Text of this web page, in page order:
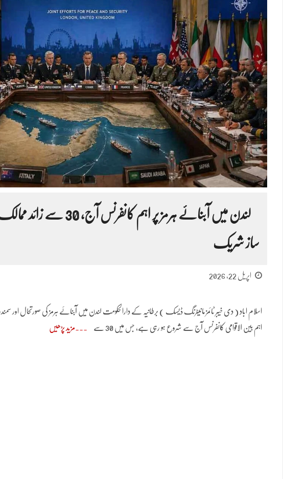
لندن میں آبنائے ہرمز پر اہم
ساز شریک
اپریل 22, 2026
اسلام اباد ( دی خیبر ٹائمز مانیٹرنگ ڈیسک ) برطانیہ کے دارالحکومت لندن میں آبنائے ہرمز کی صورتحال اور
اہم بین الاقوامی کانفرنس آج سے شروع ہو رہی ہے، جس میں 30 سے مزید پڑھیں